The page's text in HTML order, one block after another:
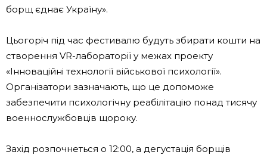
борщ єднає Україну».
Цьогоріч під час фестивалю будуть збирати кошти на
створення VR-лабораторії у межах проекту
«Інноваційні технології військової психології».
Організатори зазначають, що це допоможе
забезпечити психологічну реабілітацію понад тисячу
военнослужбовців щороку.
Захід розпочнеться о 12:00, а дегустація борщів